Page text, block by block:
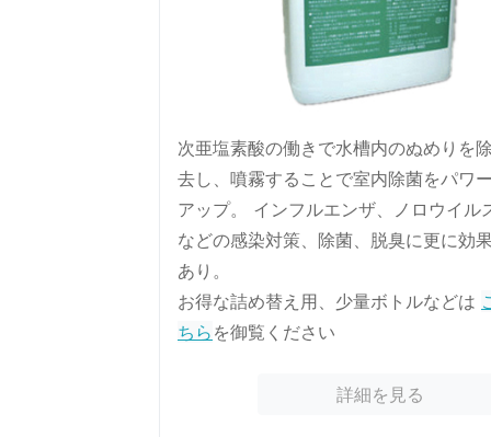
次亜塩素酸の働きで水槽内のぬめりを
去し、噴霧することで室内除菌をパワ
アップ。 インフルエンザ、ノロウイル
などの感染対策、除菌、脱臭に更に効
あり。
お得な詰め替え用、少量ボトルなどは
ちら を御覧ください
詳細を見る